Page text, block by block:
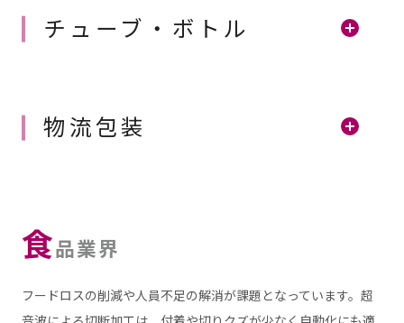
チューブ・ボトル
物流包装
食品業界
フードロスの削減や人員不足の解消が課題となっています。超